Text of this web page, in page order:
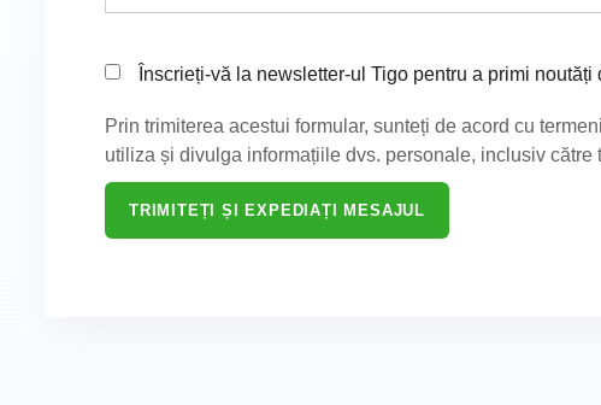
Înscrieți-vă la newsletter-ul Tigo pentru a primi
Prin trimiterea acestui formular, sunteți de acord cu
utiliza și divulga informațiile dvs. personale, inclusiv către